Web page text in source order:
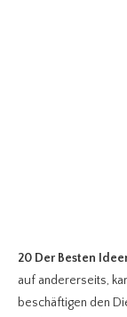
20 Der Besten
auf andererseits,
beschäftigen den